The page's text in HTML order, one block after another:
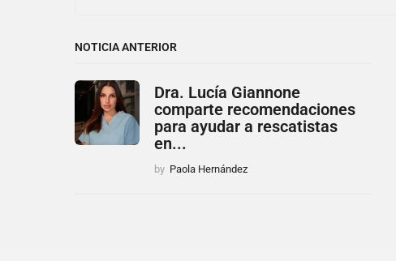
NOTICIA ANTERIOR
Dra. Lucía Giannone
comparte recomendaciones
para ayudar a rescatistas
en...
by Paola Hernández